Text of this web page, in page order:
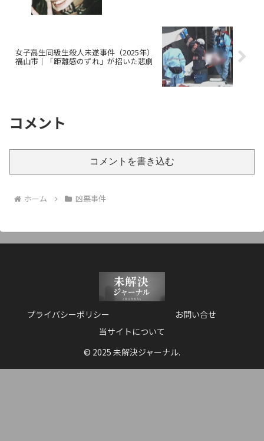
女子高生同級生殺人未遂事件（2025年）
福山市｜「距離感のずれ」が招いた悲劇
コメント
コメントを書き込む
ホーム 凶悪事件
プライバシーポリシー
お問い合せ
当サイトについて
© 2025 未解決ジャーナル.